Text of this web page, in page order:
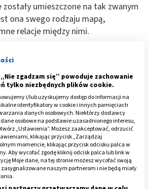
umieszczone na tak zwanym
ona swego rodzaju mapą,
relacje między nimi.
elementów jest fakt, iż łączą
diady te, które ze sobą
siebie występują w parach
(dlatego nazywane są diadami
w tym kontekście można takie
zgadzam się” powoduje zachowanie
tylko niezbędnych plików cookie.
i/lub uzyskujemy dostęp do informacji na
identyfikatory w cookie i innych pamięciach
danych osobowych. Niektórzy dostawcy
osobowe na podstawie uzasadnionego interesu,
„Ustawienia”. Możesz zaakceptować, odrzucić
klikając przycisk „Zarządzaj
momencie, klikając przycisk odcisku palca w
Aby wycofać zgodę kliknij odcisk palca lub link w
Moje dane, na tej stronie możesz wycofać swoją
zasygnalizowane naszym partnerom i nie będą miały